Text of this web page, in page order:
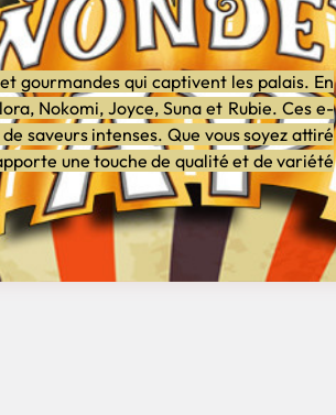
gourmandes qui captivent les palais. En
Nokomi, Joyce, Suna et Rubie. Ces e-
saveurs intenses. Que vous soyez attiré
une touche de qualité et de variété